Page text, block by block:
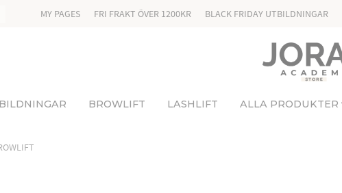
MY PAGES FRI FRAKT ÖVER 1200KR BLACK FRIDAY UTBILDNINGAR
BROWLIFT LASHLIFT ALLA PRODUKTER